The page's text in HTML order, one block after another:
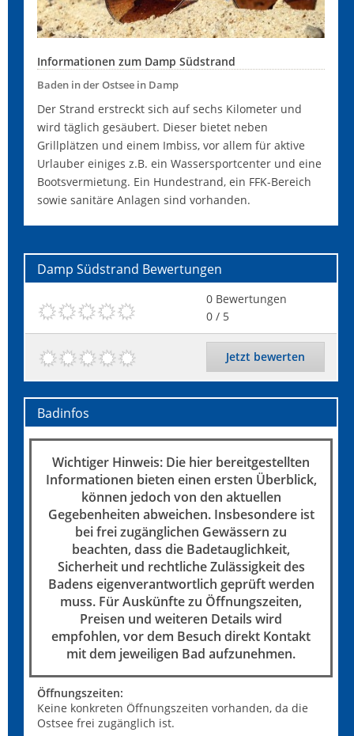
Informationen zum Damp Südstrand
Baden in der Ostsee in Damp
Der Strand erstreckt sich auf sechs Kilometer und
wird täglich gesäubert. Dieser bietet neben
Grillplätzen und einem Imbiss, vor allem für aktive
Urlauber einiges z.B. ein Wassersportcenter und eine
Bootsvermietung. Ein Hundestrand, ein FFK-Bereich
sowie sanitäre Anlagen sind vorhanden.
Damp Südstrand Bewertungen
0 Bewertungen
0 / 5
Jetzt bewerten
Badinfos
Wichtiger Hinweis: Die hier bereitgestellten
Informationen bieten einen ersten Überblick,
können jedoch von den aktuellen
Gegebenheiten abweichen. Insbesondere ist
bei frei zugänglichen Gewässern zu
beachten, dass die Badetauglichkeit,
Sicherheit und rechtliche Zulässigkeit des
Badens eigenverantwortlich geprüft werden
muss. Für Auskünfte zu Öffnungszeiten,
Preisen und weiteren Details wird
empfohlen, vor dem Besuch direkt Kontakt
mit dem jeweiligen Bad aufzunehmen.
Öffnungszeiten:
Keine konkreten Öffnungszeiten vorhanden, da die
Ostsee frei zugänglich ist.